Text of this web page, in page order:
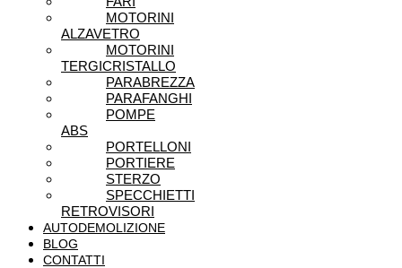
MOTORINI
ALZAVETRO
MOTORINI
TERGICRISTALLO
PARABREZZA
PARAFANGHI
POMPE
ABS
PORTELLONI
PORTIERE
STERZO
SPECCHIETTI
RETROVISORI
AUTODEMOLIZIONE
BLOG
CONTATTI